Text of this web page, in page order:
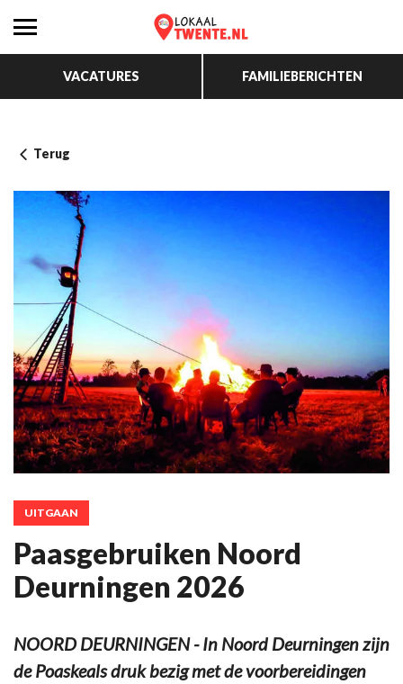
VACATURES FAMILIEBERICHTEN
Terug
UITGAAN
Paasgebruiken Noord
Deurningen 2026
NOORD DEURNINGEN - In Noord Deurningen zijn
de Poaskeals druk bezig met de voorbereidingen